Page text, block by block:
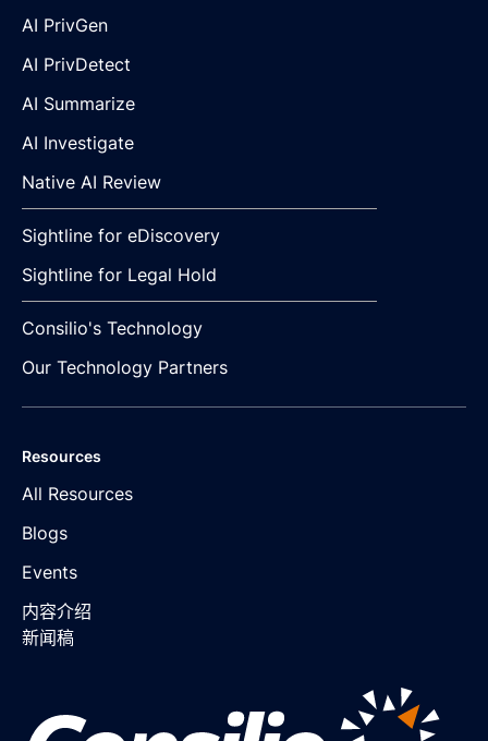
AI PrivGen
AI PrivDetect
AI Summarize
AI Investigate
Native AI Review
Sightline for eDiscovery
Sightline for Legal Hold
Consilio's Technology
Our Technology Partners
Resources
All Resources
Blogs
Events
内容介绍
新闻稿